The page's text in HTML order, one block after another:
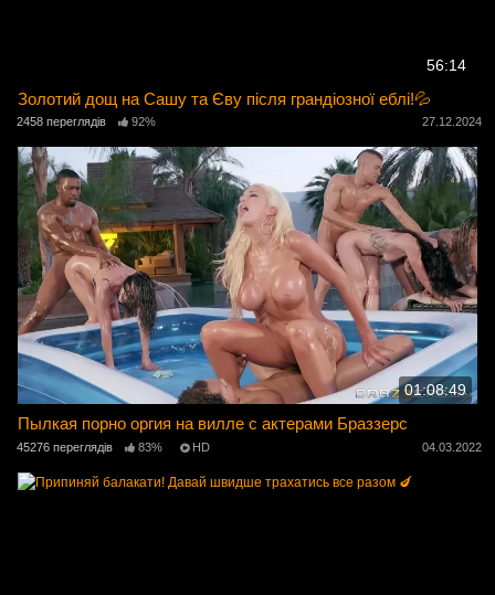
56:14
Золотий дощ на Сашу та Єву після грандіозної еблі!💦
2458 переглядів 92% 27.12.2024
01:08:49
Пылкая порно оргия на вилле с актерами Браззерс
45276 переглядів 83% HD 04.03.2022